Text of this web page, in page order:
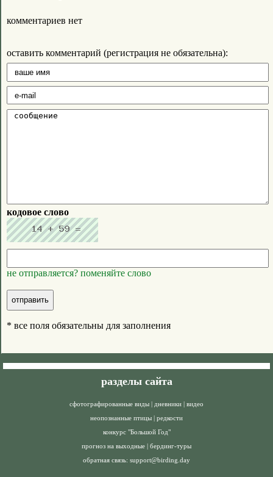
комментариев нет
оставить комментарий (регистрация не обязательна):
кодовое слово
не отправляется? поменяйте слово
* все поля обязательны для заполнения
разделы сайта
сфотографированные виды | дневники | видео
неопознанные птицы | редкости
конкурс "Большой Год"
прогноз на выходные | бердинг-туры
обратная связь: support@birding.day